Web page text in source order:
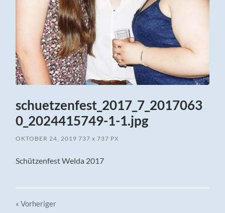
schuetzenfest_2017_7_2017063
0_2024415749-1-1.jpg
OKTOBER 24, 2019 737x 737 PX
Schützenfest Welda 2017
« Vorheriger